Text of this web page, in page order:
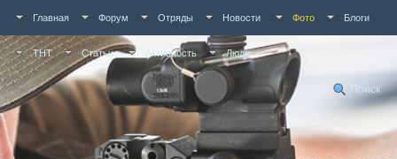
Главная Форум Отряды Новости Фото Блоги
ТНТ Статьи Активность Люди
Поиск